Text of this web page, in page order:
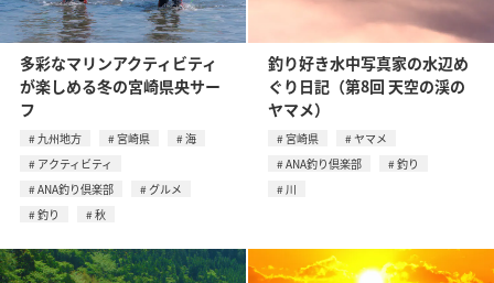
多彩なマリンアクティビティ
が楽しめる冬の宮崎県央サー
フ
九州地方 宮崎県
海
アクティビティ
ANA釣り倶楽部
グルメ
釣り
秋
釣り好き水中写真家の水辺め
ぐり日記（第8回 天空の渓の
ヤマメ）
宮崎県
ヤマメ
ANA釣り倶楽部
釣り
川